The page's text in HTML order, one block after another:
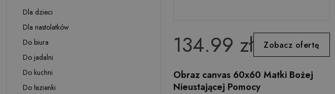
Dla dzieci
Dla nastolatków
Do biura
Do jadalni
Do kuchni
Do łazienki
134.99 zł Zobacz ofertę
Obraz canvas 60x60 Matki Bożej
Nieustającej Pomocy